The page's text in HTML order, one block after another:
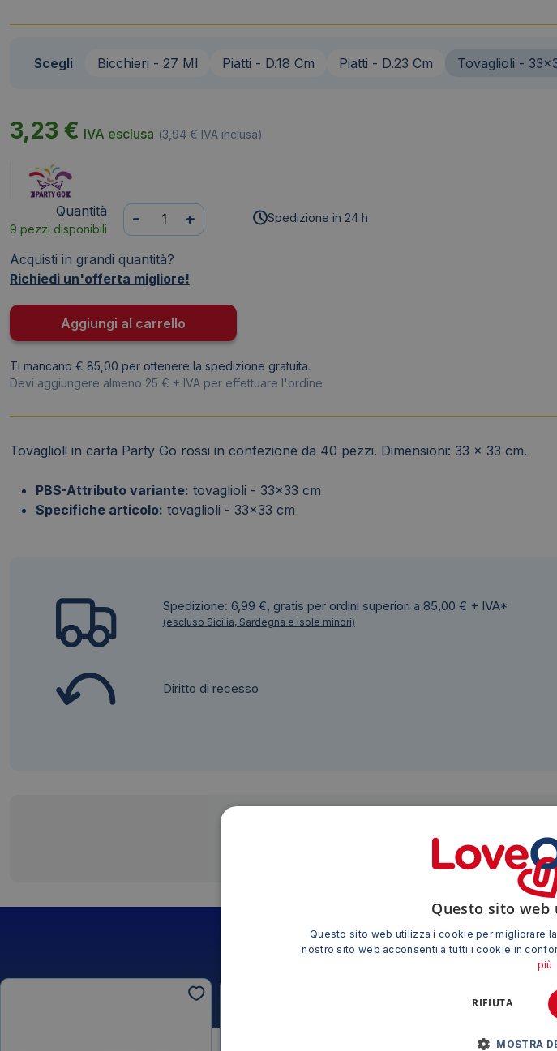
Scegli Bicchieri - 27 Ml Piatti - D.18 Cm Piatti - D.23 Cm Tovaglioli -
3,23 € IVA esclusa (3,94 € IVA inclusa)
Quantità
9 pezzi disponibili
Tovaglioli
in
Party
Go
rossi
-
33x33
cm
272-
quantità
- + Spedizione in 24 h
Acquisti in grandi quantità?
Richiedi un'offerta migliore!
Aggiungi al carrello
Ti mancano € 85,00 per ottenere la spedizione gratuita.
Devi aggiungere almeno 25 € + IVA per effettuare l'ordine
Tovaglioli in carta Party Go rossi in confezione da 40 pezzi. Dimensioni: 33 x 33 cm.
PBS-Attributo variante: tovaglioli - 33x33 cm
Specifiche articolo: tovaglioli - 33x33 cm
Spedizione: 6,99 €, gratis per ordini superiori a 85,00 € + IVA*
(escluso Sicilia, Sardegna e isole minori)
Diritto di recesso
TI POTREBBE
Questo sito web
Questo sito web utilizza i cookie per migliorare
nostro sito web acconsenti a tutti i cookie in
più
RIFIUTA
MOSTRA